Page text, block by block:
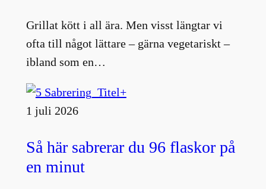
Grillat kött i all ära. Men visst längtar vi
ofta till något lättare – gärna vegetariskt –
ibland som en…
1 juli 2026
Så här sabrerar du 96 flaskor på
en minut